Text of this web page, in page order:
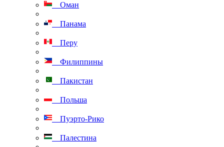
Оман
Панама
Перу
Филиппины
Пакистан
Польша
Пуэрто-Рико
Палестина